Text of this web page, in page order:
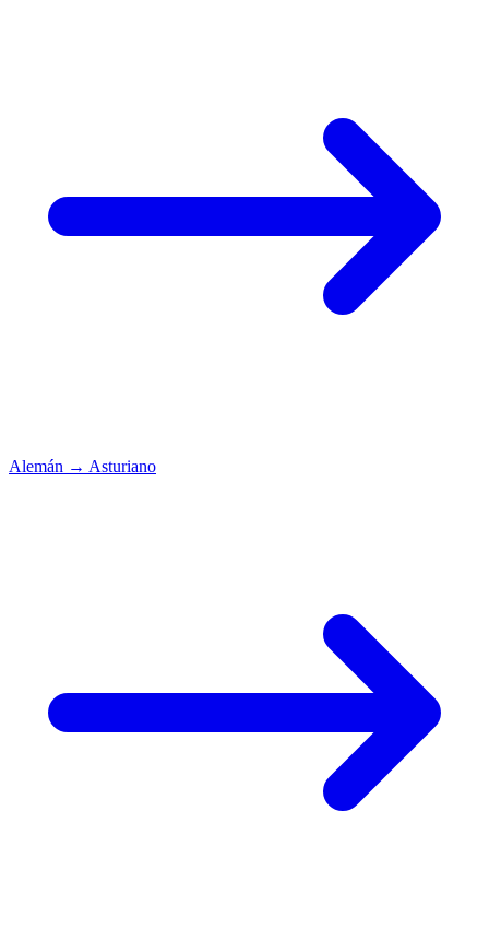
Alemán → Asturiano